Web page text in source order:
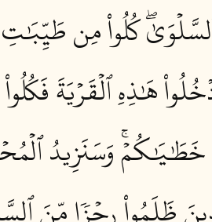
كُلُواْ مِن
هَٰذِهِ ٱلۡقَرۡيَةَ
وَسَنَزِيدُ